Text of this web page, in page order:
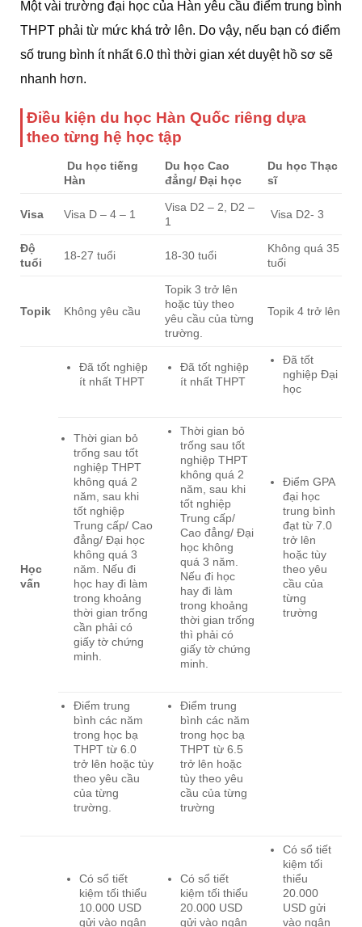
Một vài trường đại học của Hàn yêu cầu điểm trung bình
THPT phải từ mức khá trở lên. Do vậy, nếu bạn có điểm
số trung bình ít nhất 6.0 thì thời gian xét duyệt hồ sơ sẽ
nhanh hơn.
Điều kiện du học Hàn Quốc riêng dựa
theo từng hệ học tập
Du học tiếng
Hàn
Du học Cao
đẳng/ Đại học
Du học Thạc
sĩ
Visa Visa D – 4 – 1
Visa D2 – 2, D2 –
1
Visa D2- 3
Độ
tuổi
18-27 tuổi 18-30 tuổi
Không quá 35
tuổi
Topik Không yêu cầu
Topik 3 trở lên
hoặc tùy theo
yêu cầu của từng
trường.
Topik 4 trở lên
Học
vấn
Đã tốt nghiệp
ít nhất THPT
Đã tốt nghiệp
ít nhất THPT
Đã tốt
nghiệp Đại
học
Thời gian bỏ
trống sau tốt
nghiệp THPT
không quá 2
năm, sau khi
tốt nghiệp
Trung cấp/ Cao
đẳng/ Đại học
không quá 3
năm. Nếu đi
học hay đi làm
trong khoảng
thời gian trống
cần phải có
giấy tờ chứng
minh.
Thời gian bỏ
trống sau tốt
nghiệp THPT
không quá 2
năm, sau khi
tốt nghiệp
Trung cấp/
Cao đẳng/ Đại
học không
quá 3 năm.
Nếu đi học
hay đi làm
trong khoảng
thời gian trống
thì phải có
giấy tờ chứng
minh.
Điểm GPA
đại học
trung bình
đạt từ 7.0
trở lên
hoặc tùy
theo yêu
cầu của
từng
trường
Điểm trung
bình các năm
trong học bạ
THPT từ 6.0
trở lên hoặc tùy
theo yêu cầu
của từng
trường.
Điểm trung
bình các năm
trong học bạ
THPT từ 6.5
trở lên hoặc
tùy theo yêu
cầu của từng
trường
Có sổ tiết
kiệm tối thiểu
10.000 USD
gửi vào ngân
Có sổ tiết
kiệm tối thiểu
20.000 USD
gửi vào ngân
Có sổ tiết
kiệm tối
thiểu
20.000
USD gửi
vào ngân